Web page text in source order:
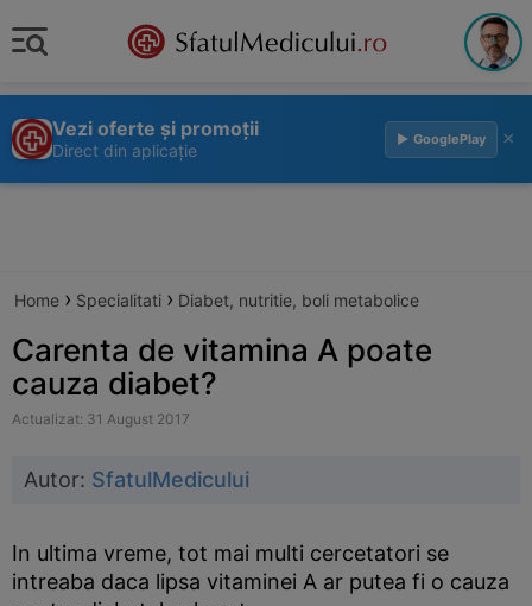
Vezi oferte și promoții
Direct din aplicație
▶ GooglePlay ×
Home › Specialitati › Diabet, nutritie, boli metabolice
Carenta de vitamina A poate
cauza diabet?
Actualizat: 31 August 2017
Autor: SfatulMedicului
In ultima vreme, tot mai multi cercetatori se
intreaba daca lipsa vitaminei A ar putea fi o cauza